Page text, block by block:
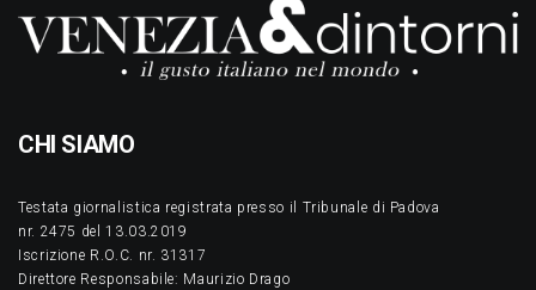
CHI SIAMO
Testata giornalistica registrata presso il Tribunale di Padova
nr. 2475 del 13.03.2019
Iscrizione R.O.C. nr. 31317
Direttore Responsabile: Maurizio Drago